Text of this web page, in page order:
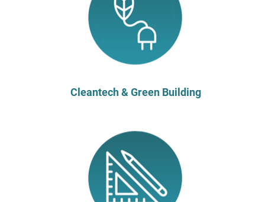
Cleantech & Green Building